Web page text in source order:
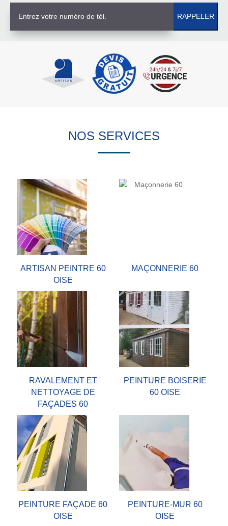
NOS SERVICES
ARTISAN PEINTRE 60
OISE
MAÇONNERIE 60
RAVALEMENT ET
NETTOYAGE DE
FAÇADES 60
PEINTURE BOISERIE
60 OISE
PEINTURE FAÇADE 60
OISE
PEINTURE-MUR 60
OISE